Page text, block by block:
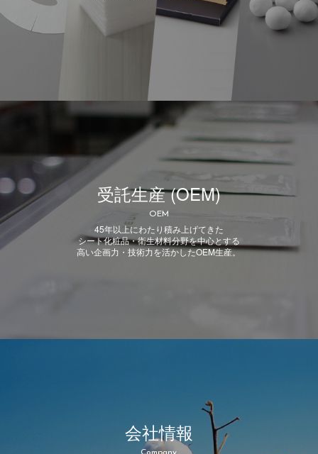
受託生産 (OEM)
OEM
45年以上にわたり積み上げてきた
シート化粧品・衛生材料分野を中心とする
高い企画力・技術力を活かしたOEM生産。
会社情報
Company